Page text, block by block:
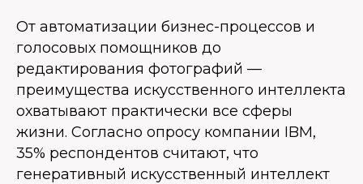
От автоматизации бизнес-процессов и
голосовых помощников до
редактирования фотографий —
преимущества искусственного интеллекта
охватывают практически все сферы
жизни. Согласно опросу компании IBM,
35% респондентов считают, что
генеративный искусственный интеллект